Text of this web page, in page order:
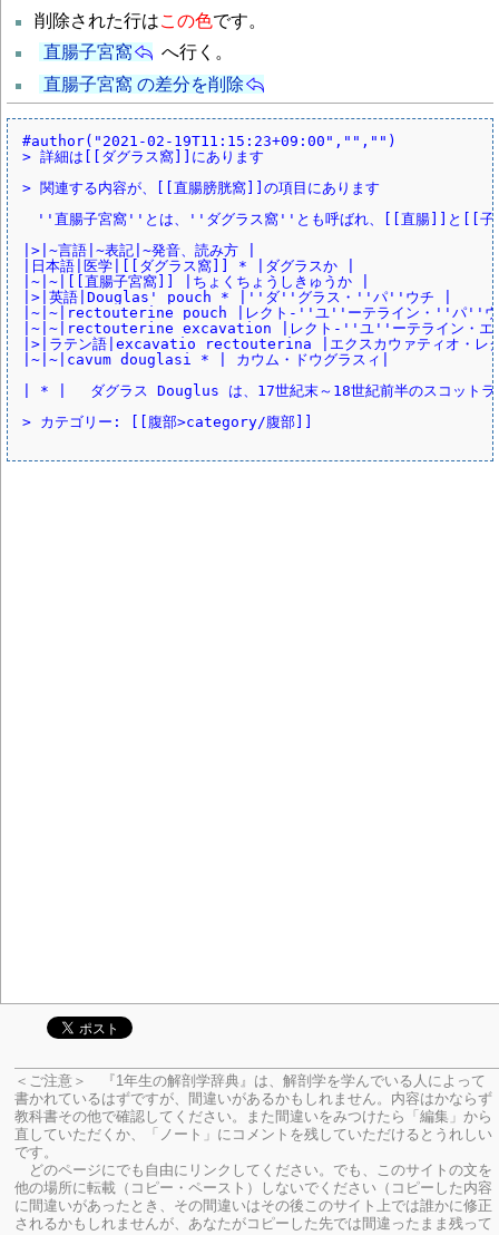
削除された行はこの色です。
直腸子宮窩
へ行く。
直腸子宮窩 の差分を削除
#author("2021-02-19T11:15:23+09:00","","")
> 詳細は[[ダグラス窩]]にあります
> 関連する内容が、[[直腸膀胱窩]]の項目にあります
''直腸子宮窩''とは、''ダグラス窩''とも呼ばれ、[[直腸]]と[[子宮]]
|>|~言語|~表記|~発音、読み方 |
|日本語|医学|[[ダグラス窩]] * |ダグラスか |
|~|~|[[直腸子宮窩]] |ちょくちょうしきゅうか |
|>|英語|Douglas' pouch * |''ダ''グラス・''パ''ウチ |
|~|~|rectouterine pouch |レクト-''ユ''ーテライン・''パ''
|~|~|rectouterine excavation |レクト-''ユ''ーテライン・エ
|>|ラテン語|excavatio rectouterina |エクスカウァティオ・レ
|~|~|cavum douglasi * | カウム・ドウグラスィ|
| * | 　ダグラス Douglus は、17世紀末～18世紀前半のスコット
> カテゴリー: [[腹部>category/腹部]]
＜ご注意＞ 『1年生の解剖学辞典』は、解剖学を学んでいる人によって
書かれているはずですが、間違いがあるかもしれません。内容はかならず
教科書その他で確認してください。
また間違いをみつけたら「編集」から
直していただくか、「ノート」にコメントを残していただけるとうれしい
です。
どのページにでも自由にリンクしてください。でも、このサイトの文を
他の場所に転載（コピー・ペースト）しないでください（コピーした内容
に間違いがあったとき、その間違いはその後このサイト上では誰かに修正
されるかもしれませんが、あなたがコピーした先では間違ったまま残って